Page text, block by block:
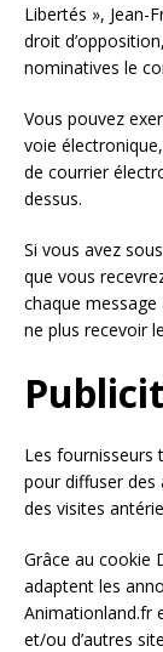
Libertés », Jean-
droit
nominatives le
Vous pouvez
voie
de courrier
dessus.
Si vous avez
que vous
chaque
ne plus recevoir
Les fournisseurs
pour diffuser des
des visites
Grâce au cookie
adaptent les
Animationland.fr
et/ou d’autres